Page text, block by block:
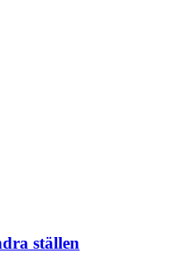
ställen